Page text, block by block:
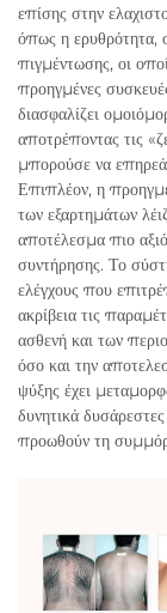
επίσης στην
όπως η ερυθρότητα,
πιγμέντωσης, οι
προηγμένες
διασφαλίζει
αποτρέποντας τις
μπορούσε να
Επιπλέον, η
των εξαρτημάτων
αποτέλεσμα πιο
συντήρησης. Το
ελέγχους που
ακρίβεια τις
ασθενή και των
όσο και την
ψύξης έχει
δυνητικά
προωθούν τη